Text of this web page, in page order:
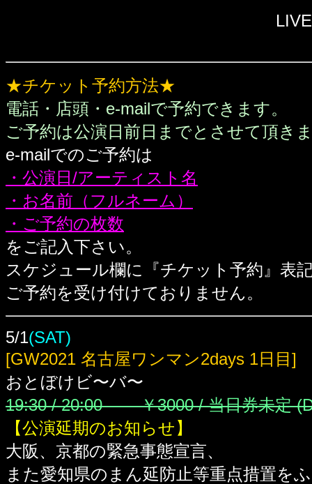
★チケット予約方法★
電話・店頭・e-mailで予約できます。
ご予約は公演日前日までとさせて頂き
e-mailでのご予約は
・公演日/アーティスト名
・お名前（フルネーム）
・ご予約の枚数
をご記入下さい。
スケジュール欄に『チケット予約』表
ご予約を受け付けておりません。
5/1(SAT)
[GW2021 名古屋ワンマン2days 1日目]
おとぼけビ〜バ〜
19:30 / 20:00 ￥3000 / 当日券未定
【公演延期のお知らせ】
大阪、京都の緊急事態宣言、
また愛知県のまん延防止等重点措置を